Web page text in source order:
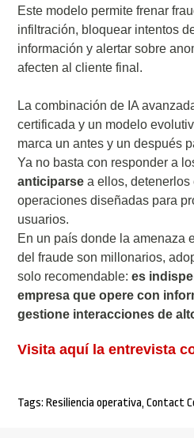
Este modelo permite frenar
infiltración, bloquear intentos
información y alertar sobre
afecten al cliente final.
La combinación de IA
certificada y un modelo
marca un antes y un después
Ya no basta con responder a
anticiparse a ellos,
operaciones diseñadas para
usuarios.
En un país donde la amenaza
del fraude son millonarios,
solo recomendable:es
empresa que opere con
gestione interacciones de
Visita aquí la entrevista
Tags:Resiliencia operativa,Contact